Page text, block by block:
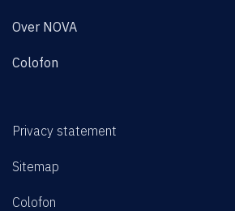
Over NOVA
Colofon
Privacy statement
Sitemap
Colofon